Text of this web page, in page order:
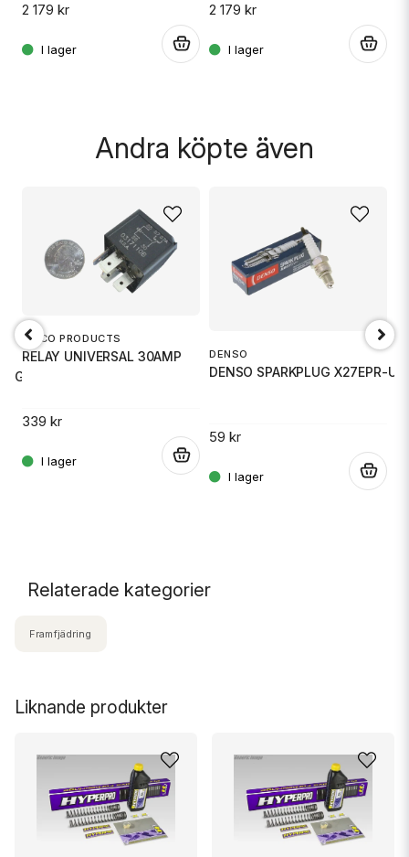
2 179 kr 2 179 kr
Andra köpte även
S
RIVCO PRODUCTS
RELAY UNIVERSAL 30AMP
339 kr
DENSO
DENSO SPARKPLUG X27EPR-U9
59 kr
Liknande produkter
Relaterade kategorier
Framfjädring